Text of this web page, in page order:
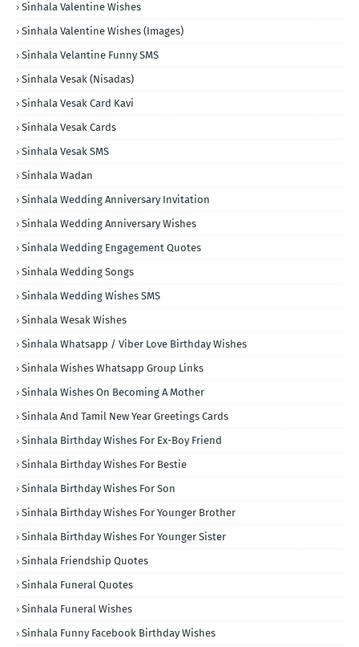
Sinhala Valentine Wishes
Sinhala Valentine Wishes (Images)
Sinhala Velantine Funny SMS
Sinhala Vesak (Nisadas)
Sinhala Vesak Card Kavi
Sinhala Vesak Cards
Sinhala Vesak SMS
Sinhala Wadan
Sinhala Wedding Anniversary Invitation
Sinhala Wedding Anniversary Wishes
Sinhala Wedding Engagement Quotes
Sinhala Wedding Songs
Sinhala Wedding Wishes SMS
Sinhala Wesak Wishes
Sinhala Whatsapp / Viber Love Birthday Wishes
Sinhala Wishes Whatsapp Group Links
Sinhala Wishes On Becoming A Mother
Sinhala And Tamil New Year Greetings Cards
Sinhala Birthday Wishes For Ex-Boy Friend
Sinhala Birthday Wishes For Bestie
Sinhala Birthday Wishes For Son
Sinhala Birthday Wishes For Younger Brother
Sinhala Birthday Wishes For Younger Sister
Sinhala Friendship Quotes
Sinhala Funeral Quotes
Sinhala Funeral Wishes
Sinhala Funny Facebook Birthday Wishes